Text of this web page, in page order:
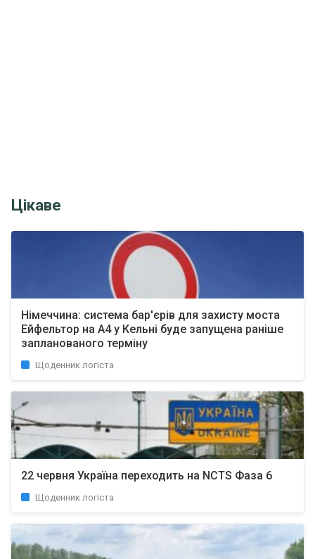
Цікаве
Німеччина: система бар'єрів для захисту моста
Ейфельтор на A4 у Кельні буде запущена раніше
запланованого терміну
Щоденник логіста
22 червня Україна переходить на NCTS Фаза 6
Щоденник логіста